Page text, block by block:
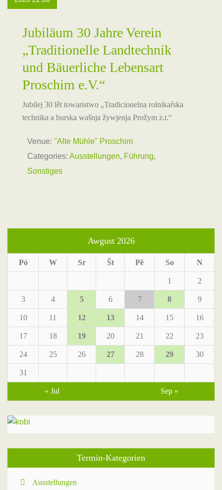
Jubiläum 30 Jahre Verein
„Traditionelle Landtechnik
und Bäuerliche Lebensart
Proschim e.V.“
Jubilej 30 lět towaristwo „Tradicionelna rolnikaŕska
technika a burska wašnja žywjenja Prožym z.t.“
Venue: "Alte Mühle" Proschim
Categories: Ausstellungen, Führung,
Sonstiges
Awgust 2026
Pó W Sr Št Pě So N
1 2
3 4 5 6 7 8 9
10 11 12 13 14 15 16
17 18 19 20 21 22 23
24 25 26 27 28 29 30
31
« Jul Sep »
Termin-Kategorien
Ausstellungen